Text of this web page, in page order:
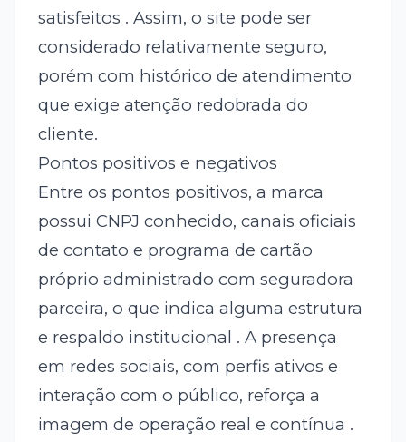
satisfeitos . Assim, o site pode ser
considerado relativamente seguro,
porém com histórico de atendimento
que exige atenção redobrada do
cliente.
Pontos positivos e negativos
Entre os pontos positivos, a marca
possui CNPJ conhecido, canais oficiais
de contato e programa de cartão
próprio administrado com seguradora
parceira, o que indica alguma estrutura
e respaldo institucional . A presença
em redes sociais, com perfis ativos e
interação com o público, reforça a
imagem de operação real e contínua .